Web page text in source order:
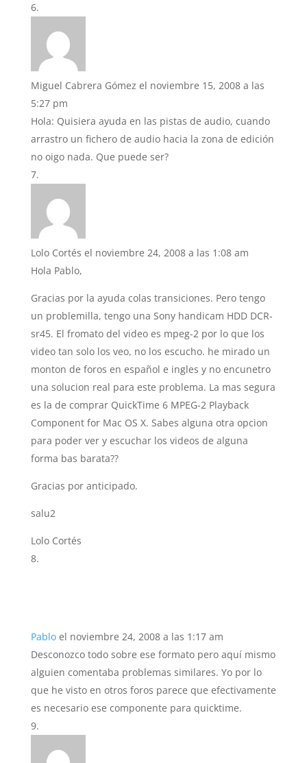
Miguel Cabrera Gómez el noviembre 15, 2008 a las
5:27 pm
Hola: Quisiera ayuda en las pistas de audio, cuando
arrastro un fichero de audio hacia la zona de edición
no oigo nada. Que puede ser?
Lolo Cortés el noviembre 24, 2008 a las 1:08 am
Hola Pablo,
Gracias por la ayuda colas transiciones. Pero tengo
un problemilla, tengo una Sony handicam HDD DCR-
sr45. El fromato del video es mpeg-2 por lo que los
video tan solo los veo, no los escucho. he mirado un
monton de foros en español e ingles y no encunetro
una solucion real para este problema. La mas segura
es la de comprar QuickTime 6 MPEG-2 Playback
Component for Mac OS X. Sabes alguna otra opcion
para poder ver y escuchar los videos de alguna
forma bas barata??
Gracias por anticipado.
salu2
Lolo Cortés
Pablo el noviembre 24, 2008 a las 1:17 am
Desconozco todo sobre ese formato pero aquí mismo
alguien comentaba problemas similares. Yo por lo
que he visto en otros foros parece que efectivamente
es necesario ese componente para quicktime.